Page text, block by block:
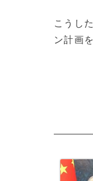
こうし
ン計画